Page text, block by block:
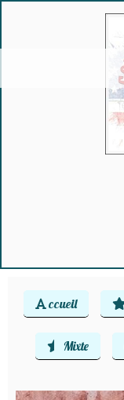
ccueil
Mixte